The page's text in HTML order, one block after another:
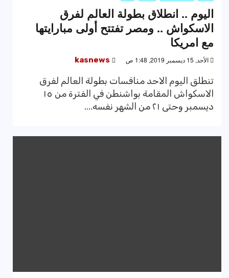
اليوم .. انطلاق بطولة العالم لفرق
الاسكواش .. ومصر تفتتح أولى مبارايتها
مع امريكا
الأحد, 15 ديسمبر 2019, 1:48 ص kasnews
تنطلق اليوم الاحد منافسات بطولة العالم لفرق
الاسكواش المقامة بواشنطن في الفترة من ١٥
ديسمبر وحتى ٢١ من الشهر نفسه....